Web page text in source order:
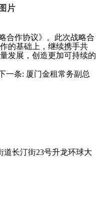
合作协议》。此次战略合
的基础上，继续携手共
发展，创造更加可持续的
一条: 厦门金租常务副总
道长汀街23号升龙环球大